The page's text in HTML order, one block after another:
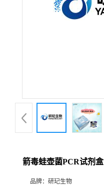
箭毒蛙壶菌PCR试剂盒
品牌： 研玘生物